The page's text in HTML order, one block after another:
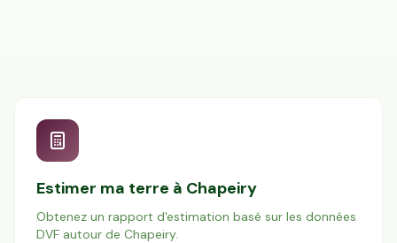
Estimer ma terre à Chapeiry
Obtenez un rapport d'estimation basé sur les données
DVF autour de Chapeiry.